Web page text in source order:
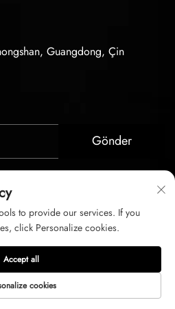
Guangdong, Çin
Gönder
LC lighting Co.,LTD. Tüm
saklıdır
Hizmet şartları
to provide our services. If you
click Personalize cookies.
cookies
Accept all